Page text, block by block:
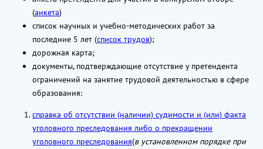
(анкета)
список научных и учебно-методических работ за
последние 5 лет (список трудов);
дорожная карта;
документы, подтверждающие отсутствие у претендента
ограничений на занятие трудовой деятельностью в сфере
образования:
справка об отсутствии (наличии) судимости и (или) факта
уголовного преследования либо о прекращении
уголовного преследования(в установленном порядке при